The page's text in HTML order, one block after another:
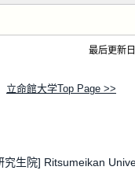
最后更新
立命館大学Top Page >>
究生院] Ritsumeikan